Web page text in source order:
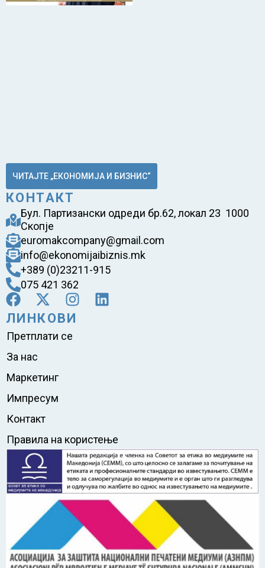
ЧИТАЈТЕ „ЕКОНОМИЈА И БИЗНИС“
КОНТАКТ
Бул. Партизански одреди бр.62, локал 23 1000
Скопје
euromakcompany@gmail.com
info@ekonomijaibiznis.mk
+389 (0)23211-915
075 421 362
ЛИНКОВИ
Претплати се
За нас
Маркетинг
Импресум
Контакт
Правила на користење